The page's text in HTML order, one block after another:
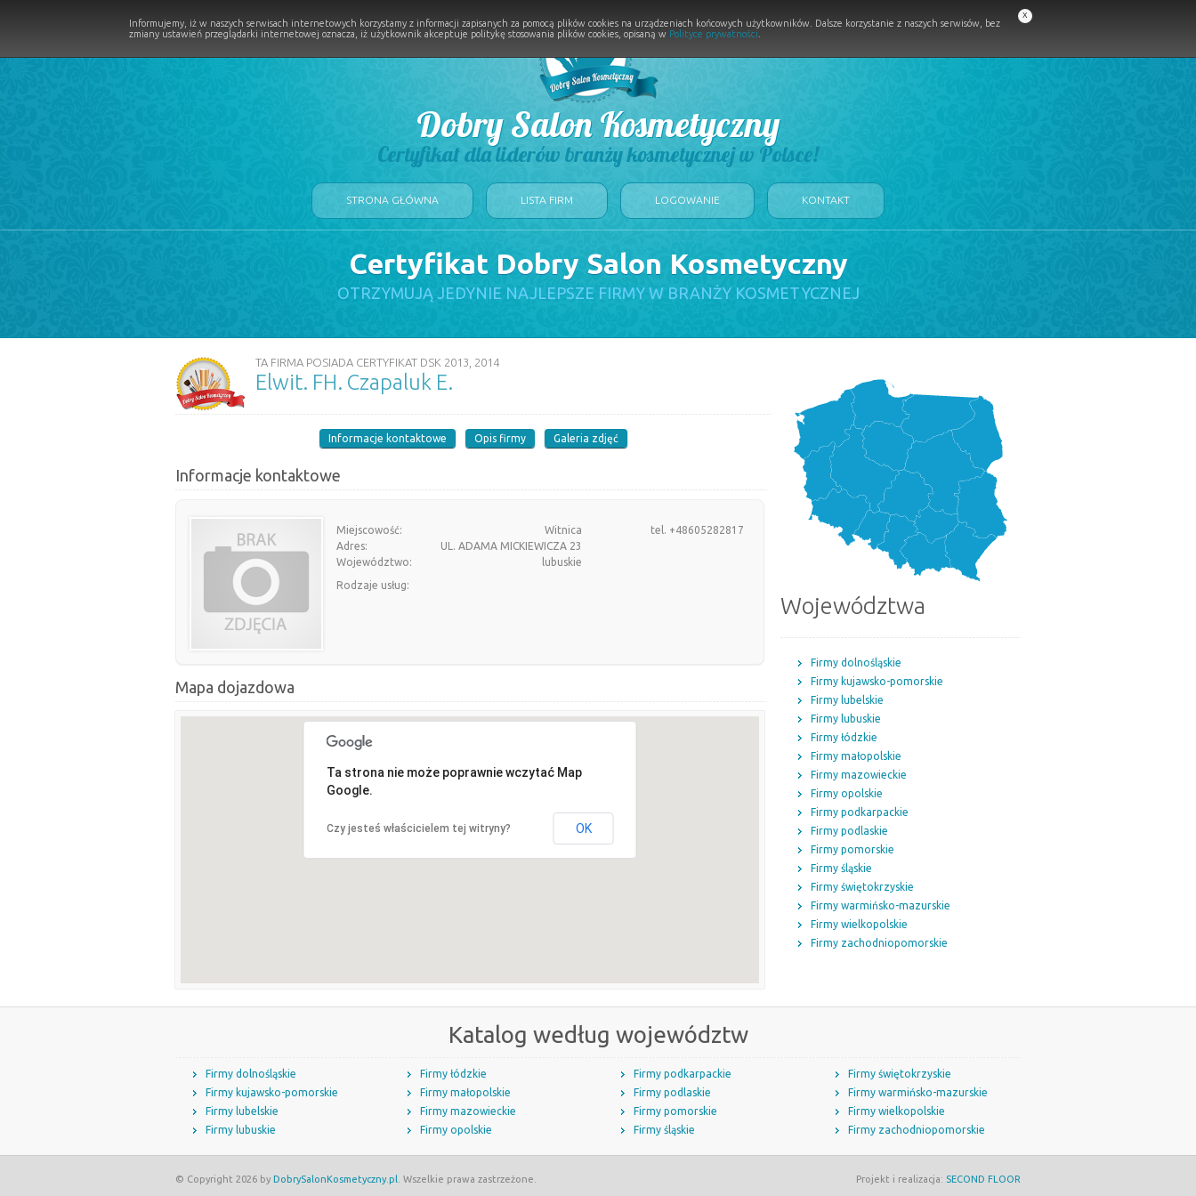
Dobry Salon Kosmetyczny
Certyfikat dla liderów branży kosmetycznej w Polsce!
STRONA GŁÓWNA LISTA FIRM LOGOWANIE KONTAKT
Certyfikat Dobry Salon Kosmetyczny
OTRZYMUJĄ JEDYNIE NAJLEPSZE FIRMY W BRANŻY KOSMETYCZNEJ
TA FIRMA POSIADA CERTYFIKAT DSK 2013, 2014
Elwit. FH. Czapaluk E.
Informacje kontaktowe Opis firmy Galeria zdjęć
Informacje kontaktowe
Miejscowość:
Witnica
Adres:
UL. ADAMA MICKIEWICZA 23
Województwo:
lubuskie
tel. +48605282817
Rodzaje usług:
Mapa dojazdowa
Ta strona nie może poprawnie wczytać Map
Google.
Czy jesteś właścicielem tej witryny? OK
Województwa
Firmy dolnośląskie
Firmy kujawsko-pomorskie
Firmy lubelskie
Firmy lubuskie
Firmy łódzkie
Firmy małopolskie
Firmy mazowieckie
Firmy opolskie
Firmy podkarpackie
Firmy podlaskie
Firmy pomorskie
Firmy śląskie
Firmy świętokrzyskie
Firmy warmińsko-mazurskie
Firmy wielkopolskie
Firmy zachodniopomorskie
Katalog według województw
Firmy dolnośląskie
Firmy kujawsko-pomorskie
Firmy lubelskie
Firmy lubuskie
Firmy łódzkie
Firmy małopolskie
Firmy mazowieckie
Firmy opolskie
Firmy podkarpackie
Firmy podlaskie
Firmy pomorskie
Firmy śląskie
Firmy świętokrzyskie
Firmy warmińsko-mazurskie
Firmy wielkopolskie
Firmy zachodniopomorskie
© Copyright 2026 by DobrySalonKosmetyczny.pl . Wszelkie prawa zastrzeżone. Projekt i realizacja: SECOND FLOOR
Informujemy, iż w naszych serwisach internetowych korzystamy z informacji zapisanych za pomocą plików cookies na urządzeniach końcowych użytkowników. Dalsze korzystanie z naszych serwisów, bez
zmiany ustawień przeglądarki internetowej oznacza, iż użytkownik akceptuje politykę stosowania plików cookies, opisaną w Polityce prywatności
x